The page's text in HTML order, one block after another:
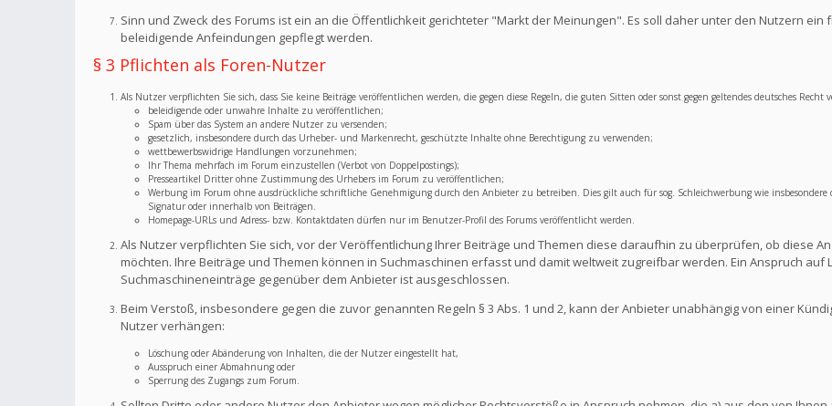
Sinn und Zweck des Forums ist ein an die Öffentlichkeit gerichteter "Markt der Meinungen". Es soll daher unter den Nutzern
beleidigende Anfeindungen gepflegt werden.
§ 3 Pflichten als Foren-Nutzer
Als Nutzer verpflichten Sie sich, dass Sie keine Beiträge veröffentlichen werden, die gegen diese Regeln, die guten Sitten oder sonst gegen geltendes deutsches Recht
beleidigende oder unwahre Inhalte zu veröffentlichen;
Spam über das System an andere Nutzer zu versenden;
gesetzlich, insbesondere durch das Urheber- und Markenrecht, geschützte Inhalte ohne Berechtigung zu verwenden;
wettbewerbswidrige Handlungen vorzunehmen;
Ihr Thema mehrfach im Forum einzustellen (Verbot von Doppelpostings);
Presseartikel Dritter ohne Zustimmung des Urhebers im Forum zu veröffentlichen;
Werbung im Forum ohne ausdrückliche schriftliche Genehmigung durch den Anbieter zu betreiben. Dies gilt auch für sog. Schleichwerbung wie
Signatur oder innerhalb von Beiträgen.
Homepage-URLs und Adress- bzw. Kontaktdaten dürfen nur im Benutzer-Profil des Forums veröffentlicht werden.
Als Nutzer verpflichten Sie sich, vor der Veröffentlichung Ihrer Beiträge und Themen diese daraufhin zu überprüfen, ob diese
möchten. Ihre Beiträge und Themen können in Suchmaschinen erfasst und damit weltweit zugreifbar werden. Ein Anspruch auf
Suchmaschineneinträge gegenüber dem Anbieter ist ausgeschlossen.
Beim Verstoß, insbesondere gegen die zuvor genannten Regeln § 3 Abs. 1 und 2, kann der Anbieter unabhängig von einer
Nutzer verhängen:
Löschung oder Abänderung von Inhalten, die der Nutzer eingestellt hat,
Ausspruch einer Abmahnung oder
Sperrung des Zugangs zum Forum.